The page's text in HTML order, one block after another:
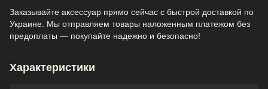
Заказывайте аксессуар прямо сейчас с быстрой доставкой по
Украине. Мы отправляем товары наложенным платежом без
предоплаты — покупайте надежно и безопасно!
Характеристики